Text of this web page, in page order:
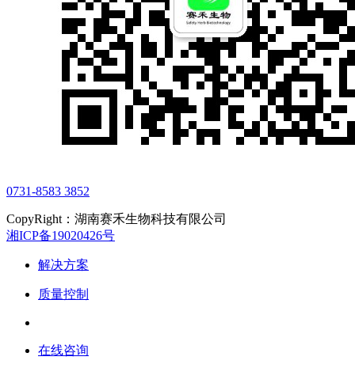
0731-8583 3852
CopyRight：湖南赛禾生物科技有限公司
湘ICP备19020426号
解决方案
质量控制
在线咨询